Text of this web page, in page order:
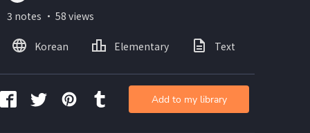
3 notes ・ 58 views
Korean Elementary Text
Add to my library